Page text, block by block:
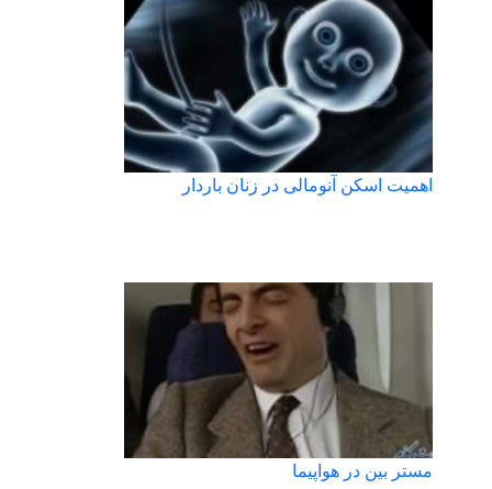
اهمیت اسکن آنومالی در زنان باردار
مستر بین در هواپیما